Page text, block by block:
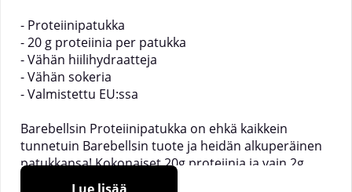
- Proteiinipatukka
- 20 g proteiinia per patukka
- Vähän hiilihydraatteja
- Vähän sokeria
- Valmistettu EU:ssa
Barebellsin Proteiinipatukka on ehkä kaikkein
tunnetuin Barebellsin tuote ja heidän alkuperäinen
patukkansa! Kokonaiset 20g proteiinia ja vain 2g
sokeria per proteiinipatukka, yhdessä matalan